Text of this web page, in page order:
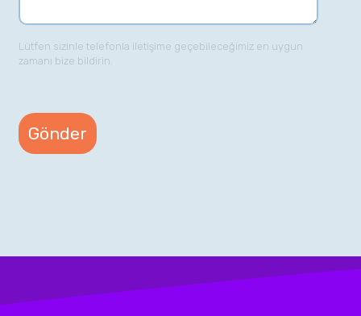
Lütfen sizinle telefonla iletişime geçebileceğimiz en uygun
zamanı bize bildirin.